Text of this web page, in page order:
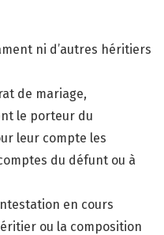
ni d’autres héritiers
de mariage,
le porteur du
leur compte les
du défunt ou à
en cours
ou la composition